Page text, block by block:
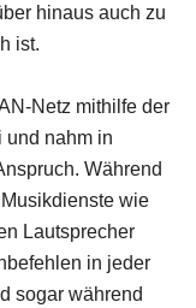
hinaus auch zu
ist.
Netz mithilfe der
und nahm in
Während
wie
Lautsprecher
in jeder
sogar während